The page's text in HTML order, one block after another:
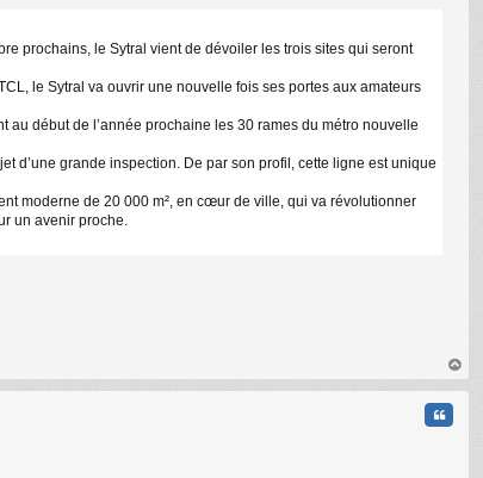
prochains, le Sytral vient de dévoiler les trois sites qui seront
le Sytral va ouvrir une nouvelle fois ses portes aux amateurs
début de l’année prochaine les 30 rames du métro nouvelle
d’une grande inspection. De par son profil, cette ligne est unique
moderne de 20 000 m², en cœur de ville, qui va révolutionner
un avenir proche.
au